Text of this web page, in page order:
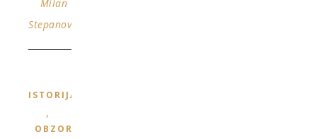
Milan
Stepanović
ISTORIJA
,
OBZORJA